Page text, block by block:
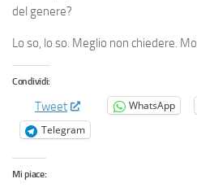
del genere?
Lo so, lo so. Meglio non chiedere.
Condividi:
Tweet WhatsApp
Telegram
Mi piace: